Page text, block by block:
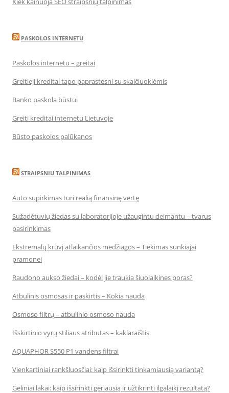
PASKOLOS INTERNETU
Paskolos internetu – greitai
Greitieji kreditai tapo paprastesni su skaičiuoklėmis
Banko paskola būstui
Greiti kreditai internetu Lietuvoje
Būsto paskolos palūkanos
STRAIPSNIU TALPINIMAS
Auto supirkimas turi realią finansinę vertę
Sužadėtuvių žiedas su laboratorijoje užaugintu deimantu – tvarus
pasirinkimas
Ekstremalų krūvį atlaikančios medžiagos – Tiekimas sunkiajai
pramonei
Raudono aukso žiedai – kodėl jie traukia šiuolaikines poras?
Atbulinis osmosas ir paskirtis – Kokia nauda
Osmoso filtrų – atbulinio osmoso nauda
Išskirtinio vyrų stiliaus atributas – kaklaraištis
AQUAPHOR S550 P1 vandens filtrai
Vienkartiniai rankšluosčiai: kaip išsirinkti tinkamiausią variantą?
Geliniai lakai: kaip išsirinkti geriausią ir užtikrinti ilgalaikį rezultatą?